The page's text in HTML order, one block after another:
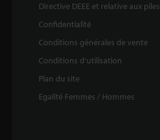
Directive DEEE et relative aux piles
Confidentialité
Conditions générales de vente
Conditions d'utilisation
Plan du site
Egalité Femmes / Hommes